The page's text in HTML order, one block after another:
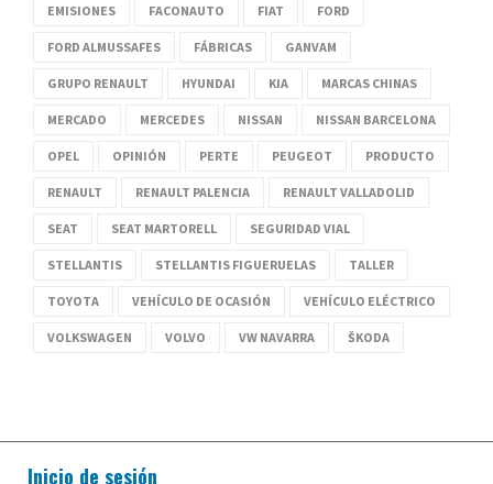
EMISIONES FACONAUTO FIAT FORD
FORD ALMUSSAFES FÁBRICAS GANVAM
GRUPO RENAULT HYUNDAI KIA MARCAS CHINAS
MERCADO MERCEDES NISSAN NISSAN BARCELONA
OPEL OPINIÓN PERTE PEUGEOT PRODUCTO
RENAULT RENAULT PALENCIA RENAULT VALLADOLID
SEAT SEAT MARTORELL SEGURIDAD VIAL
STELLANTIS STELLANTIS FIGUERUELAS TALLER
TOYOTA VEHÍCULO DE OCASIÓN VEHÍCULO ELÉCTRICO
VOLKSWAGEN VOLVO VW NAVARRA ŠKODA
Inicio de sesión